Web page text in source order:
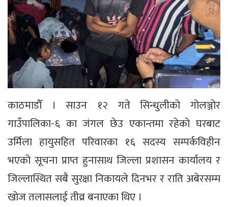
काठमाडौँ । साउन १२ गते सिन्धुलीको गोलञ्जोर
गाउँपालिका-६ का जंगल छेउ एकान्तमा रहेको घरबाट
उर्मिला हायुसहित परिवारका १६ सदस्य सम्पर्कविहीन
भएको सूचना प्राप्त हुनासाथ जिल्ला प्रशासन कार्यालय र
जिल्लास्थित सबै सुरक्षा निकायले दिनभर र राति अबेरसम्म
खोज तलासलाई तीव्र बनाएका थिए ।